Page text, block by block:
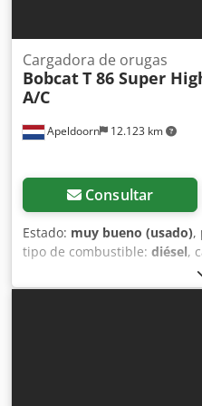
Apeldoorn 12.123 km
Cargadora de orugas
BobcatT 86 Super
A/C
Consultar
Estado: muy bueno (usado),
tipo de combustible: diésel,
mm, Año de fabricación: